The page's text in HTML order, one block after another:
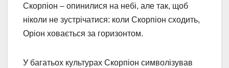
Скорпіон – опинилися на небі, але так, щоб
ніколи не зустрічатися: коли Скорпіон сходить,
Оріон ховається за горизонтом.
У багатьох культурах Скорпіон символізував